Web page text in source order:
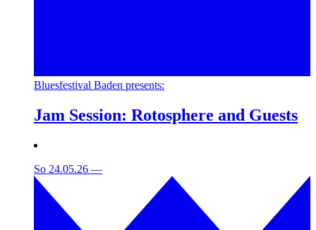
Bluesfestival Baden presents:
Jam Session: Rotosphere and Guests
So 24.05.26 —